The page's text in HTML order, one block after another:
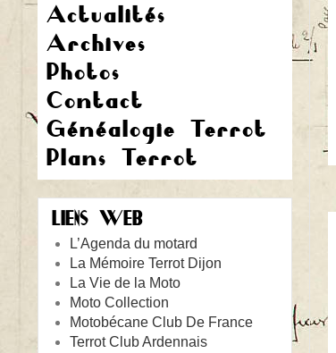
Actualités
Archives
Photos
Contact
Généalogie Terrot
Plans Terrot
LIENS WEB
L’Agenda du motard
La Mémoire Terrot Dijon
La Vie de la Moto
Moto Collection
Motobécane Club De France
Terrot Club Ardennais